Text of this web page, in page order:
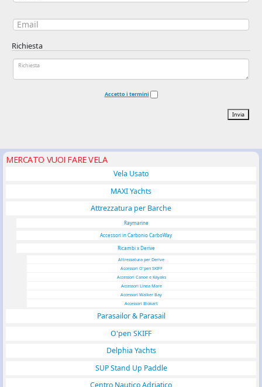
Richiesta
Accetto i termini
Invia
MERCATO VUOI FARE VELA
Vela Usato
MAXI Yachts
Attrezzatura per Barche
Raymarine
Accessori in Carbonio CarboWay
Ricambi x Derive
Attrezzatura per Derive
Accessori O'pen SKIFF
Accessori Canoe e Kayaks
Accessori Linea Mare
Accessori Walker Bay
Accessori Blokart
Parasailor & Parasail
O'pen SKIFF
Delphia Yachts
SUP Stand Up Paddle